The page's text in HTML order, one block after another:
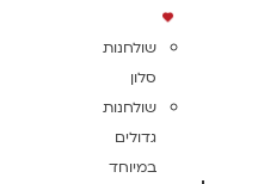
שולחנות
סלון
שולחנות
גדולים
במיוחד